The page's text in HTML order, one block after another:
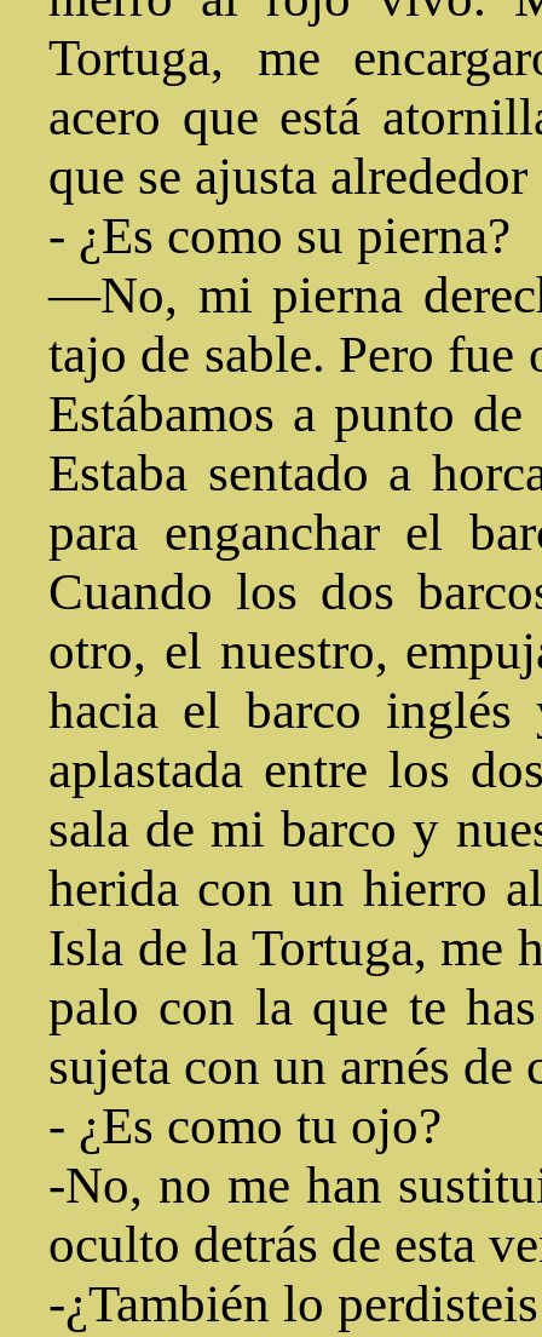
Tortuga, me
acero que está
que se ajusta
- ¿Es como su pierna?
—No, mi pierna
tajo de sable. Pero fue
Estábamos a punto
Estaba sentado a
para enganchar el
Cuando los dos
otro, el nuestro,
hacia el barco inglés
aplastada entre los
sala de mi barco y
herida con un hierro
Isla de la Tortuga, me
palo con la que te
sujeta con un arnés de
- ¿Es como tu ojo?
-No, no me han
oculto detrás de esta
-¿También lo